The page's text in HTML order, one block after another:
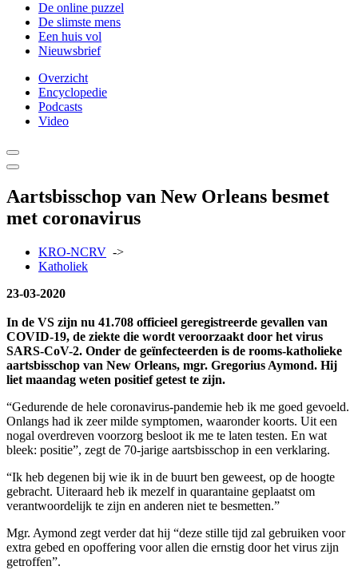
De online puzzel
De slimste mens
Een huis vol
Nieuwsbrief
Overzicht
Encyclopedie
Podcasts
Video
Aartsbisschop van New Orleans besmet
met coronavirus
KRO-NCRV ->
Katholiek
23-03-2020
In de VS zijn nu 41.708 officieel geregistreerde gevallen van
COVID-19, de ziekte die wordt veroorzaakt door het virus
SARS-CoV-2. Onder de geïnfecteerden is de rooms-katholieke
aartsbisschop van New Orleans, mgr. Gregorius Aymond. Hij
liet maandag weten positief getest te zijn.
“Gedurende de hele coronavirus-pandemie heb ik me goed gevoeld.
Onlangs had ik zeer milde symptomen, waaronder koorts. Uit een
nogal overdreven voorzorg besloot ik me te laten testen. En wat
bleek: positie”, zegt de 70-jarige aartsbisschop in een verklaring.
“Ik heb degenen bij wie ik in de buurt ben geweest, op de hoogte
gebracht. Uiteraard heb ik mezelf in quarantaine geplaatst om
verantwoordelijk te zijn en anderen niet te besmetten.”
Mgr. Aymond zegt verder dat hij “deze stille tijd zal gebruiken voor
extra gebed en opoffering voor allen die ernstig door het virus zijn
getroffen”.